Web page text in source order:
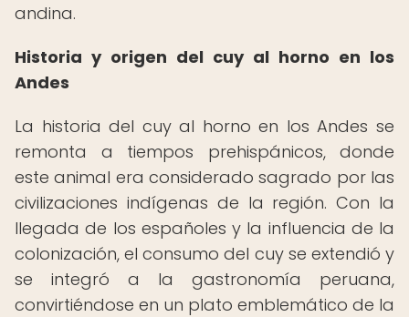
andina.
Historia y origen del cuy al horno en los
Andes
La historia del cuy al horno en los Andes se
remonta a tiempos prehispánicos, donde
este animal era considerado sagrado por las
civilizaciones indígenas de la región. Con la
llegada de los españoles y la influencia de la
colonización, el consumo del cuy se extendió y
se integró a la gastronomía peruana,
convirtiéndose en un plato emblemático de la